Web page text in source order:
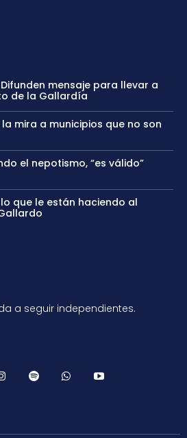
mensaje para llevar a
de la Gallardía
mira a municipios que no son
el nepotismo, “es válido”
que le están haciendo al
a seguir independientes.